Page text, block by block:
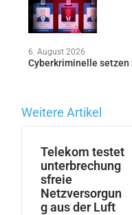
6. August 2026
Cyberkriminelle
Weitere Artikel
Telekom testet
unterbrechung
sfreie
Netzversorgun
g aus der Luft